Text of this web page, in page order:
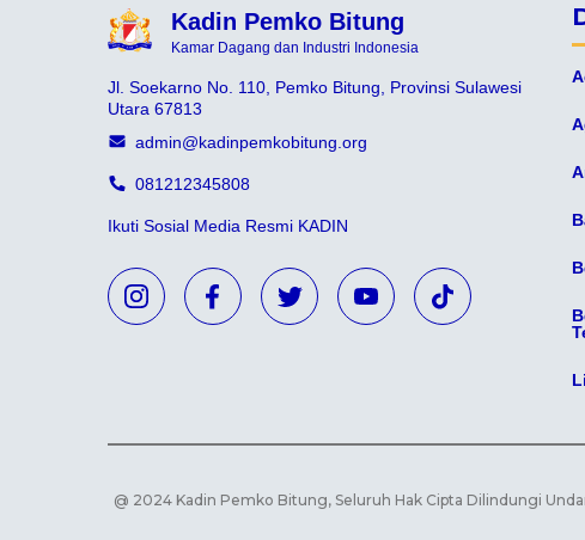
Kadin Pemko Bitung
Kamar Dagang dan Industri Indonesia
Jl. Soekarno No. 110, Pemko Bitung, Provinsi Sulawesi
Utara 67813
admin@kadinpemkobitung.org
081212345808
Ikuti Sosial Media Resmi KADIN
@ 2024 Kadin Pemko Bitung, Seluruh Hak Cipta Dilindungi